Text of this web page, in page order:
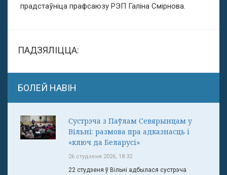
прадстаўніца прафсаюзу РЭП Галіна Смірнова.
ПАДЗЯЛІЦЦА:
БОЛЕЙ НАВІН
Сустрэча з Паўлам Севярынцам у
Вільні: размова пра адказнасць і
«ключ да Беларусі»
26 студзеня 2026, 18:32
22 студзеня ў Вільні адбылася сустрэча